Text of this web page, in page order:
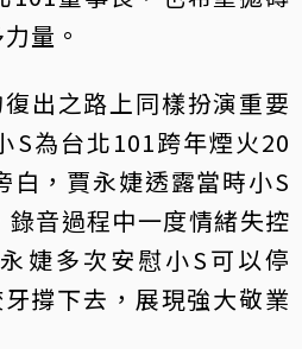
量。
復出之路上同樣扮演重要
S為台北101跨年煙火20
白，賈永婕透露當時小S
音過程中一度情緒失控
婕多次安慰小S可以停
撐下去，展現強大敬業